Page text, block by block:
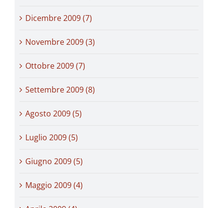
Dicembre 2009 (7)
Novembre 2009 (3)
Ottobre 2009 (7)
Settembre 2009 (8)
Agosto 2009 (5)
Luglio 2009 (5)
Giugno 2009 (5)
Maggio 2009 (4)